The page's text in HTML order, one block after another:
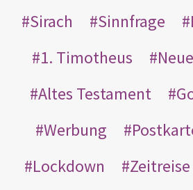
Sirach
Sinnfrage
1. Timotheus
Altes Testament
Werbung
Lockdown
Zeitreise